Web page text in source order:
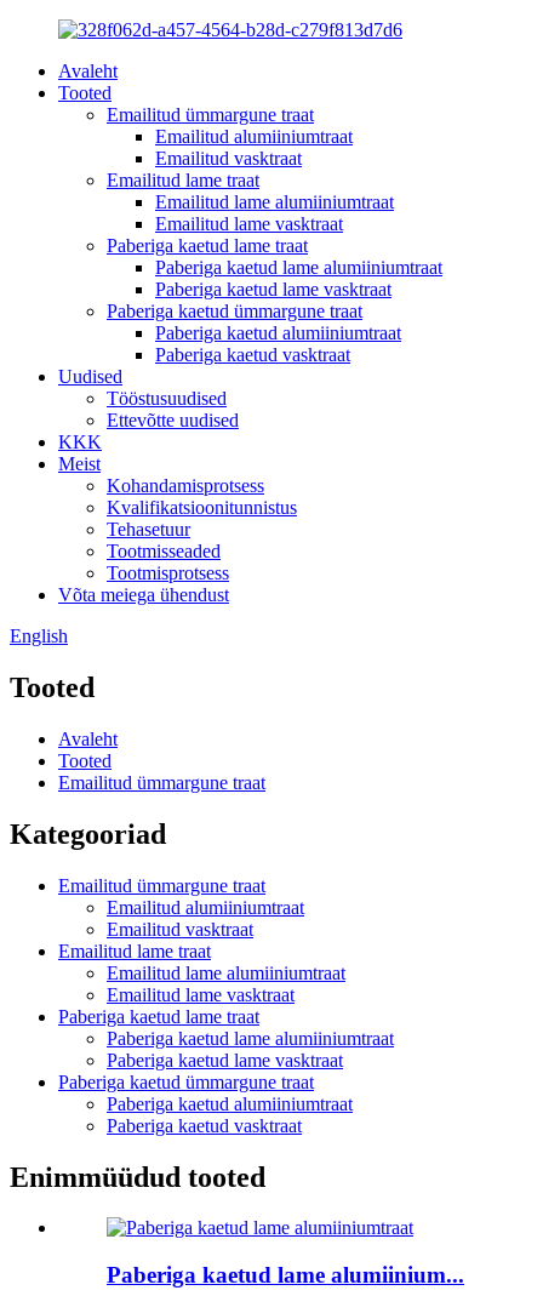
Avaleht
Tooted
Emailitud ümmargune traat
Emailitud alumiiniumtraat
Emailitud vasktraat
Emailitud lame traat
Emailitud lame alumiiniumtraat
Emailitud lame vasktraat
Paberiga kaetud lame traat
Paberiga kaetud lame alumiiniumtraat
Paberiga kaetud lame vasktraat
Paberiga kaetud ümmargune traat
Paberiga kaetud alumiiniumtraat
Paberiga kaetud vasktraat
Uudised
Tööstusuudised
Ettevõtte uudised
KKK
Meist
Kohandamisprotsess
Kvalifikatsioonitunnistus
Tehasetuur
Tootmisseaded
Tootmisprotsess
Võta meiega ühendust
English
Tooted
Avaleht
Tooted
Emailitud ümmargune traat
Kategooriad
Emailitud ümmargune traat
Emailitud alumiiniumtraat
Emailitud vasktraat
Emailitud lame traat
Emailitud lame alumiiniumtraat
Emailitud lame vasktraat
Paberiga kaetud lame traat
Paberiga kaetud lame alumiiniumtraat
Paberiga kaetud lame vasktraat
Paberiga kaetud ümmargune traat
Paberiga kaetud alumiiniumtraat
Paberiga kaetud vasktraat
Enimmüüdud tooted
Paberiga kaetud lame alumiinium...